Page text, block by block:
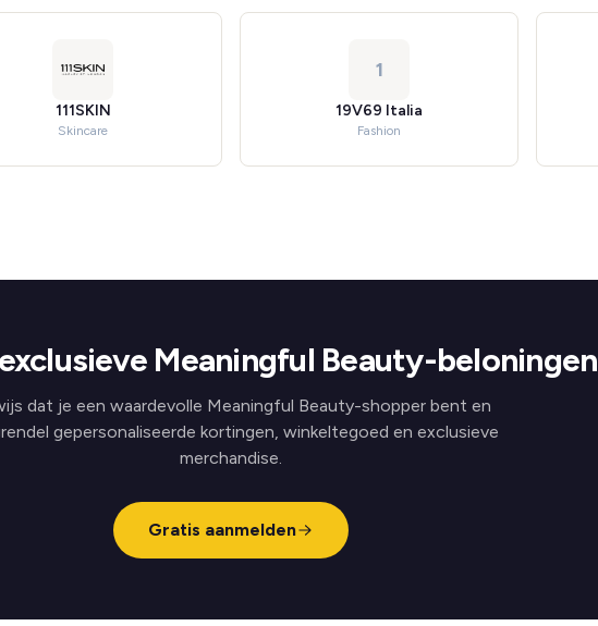
111SKIN
Skincare
1
19V69 Italia
Fashion
Meaningful Beauty-beloningen
dat je een waardevolle Meaningful Beauty-shopper bent en
gepersonaliseerde kortingen, winkeltegoed en exclusieve
merchandise.
Gratis aanmelden